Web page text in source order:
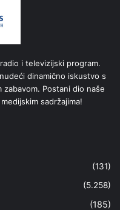
i televizijski program.
dinamično iskustvo s
Postani dio naše
sadržajima!
(131)
(5.258)
(185)